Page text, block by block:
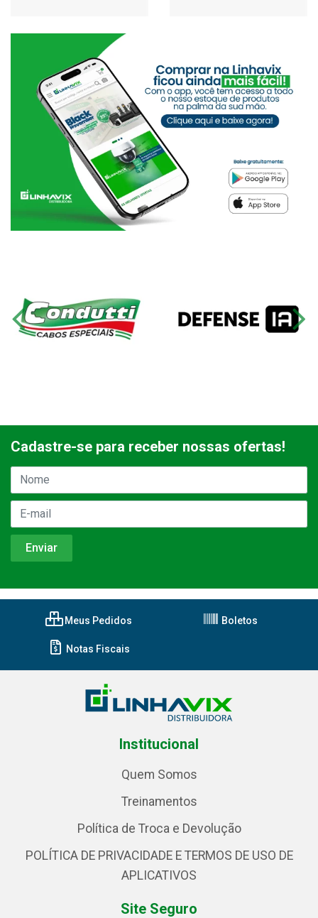
Cadastre-se para receber nossas ofertas!
Meus Pedidos Boletos
Notas Fiscais
Institucional
Quem Somos
Treinamentos
Política de Troca e Devolução
POLÍTICA DE PRIVACIDADE E TERMOS DE USO DE
APLICATIVOS
Site Seguro